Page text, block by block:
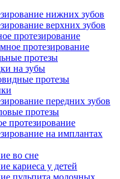
нижних зубов
верхних зубов
протезирование
протезирование
протезы
на зубы
протезы
передних зубов
протезы
протезирование
на имплантах
во сне
кариеса у детей
пульпита молочных